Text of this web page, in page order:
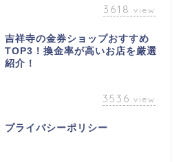
3618 view
吉祥寺の金券ショップおすすめ
TOP3！換金率が高いお店を厳選
紹介！
3536 view
プライバシーポリシー